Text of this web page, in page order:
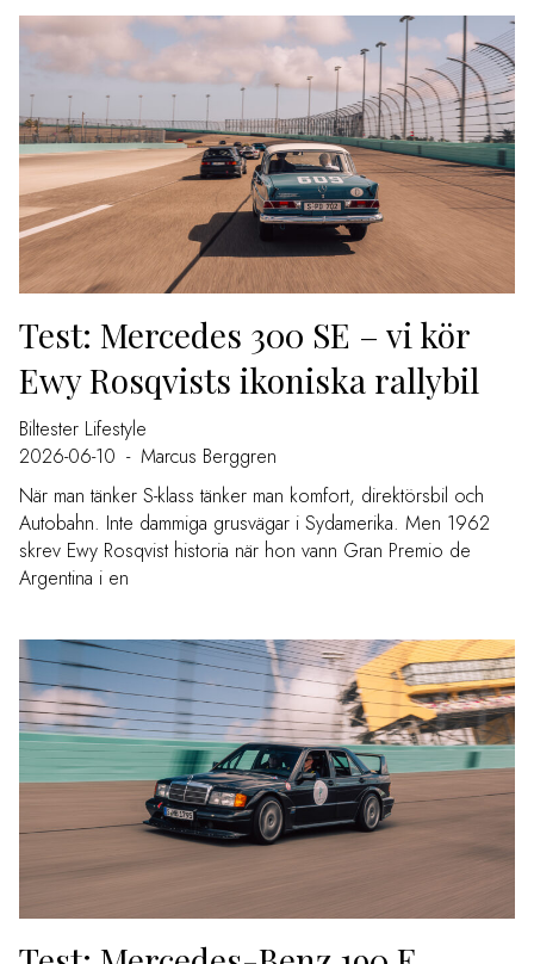
Test: Mercedes 300 SE – vi kör
Ewy Rosqvists ikoniska rallybil
Biltester Lifestyle
2026-06-10 - Marcus Berggren
När man tänker S-klass tänker man komfort, direktörsbil och
Autobahn. Inte dammiga grusvägar i Sydamerika. Men 1962
skrev Ewy Rosqvist historia när hon vann Gran Premio de
Argentina i en